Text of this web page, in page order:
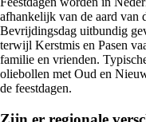
afhankelijk van de aard van
Bevrijdingsdag uitbundig
terwijl Kerstmis en Pasen
familie en vrienden.
oliebollen met Oud en
de feestdagen.